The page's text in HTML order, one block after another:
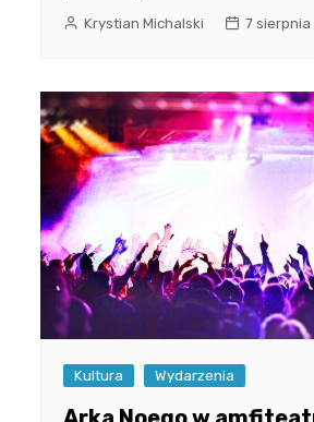
Krystian Michalski 7
Kultura Wydarzenia